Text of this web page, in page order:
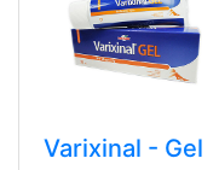
Varixinal - Gel